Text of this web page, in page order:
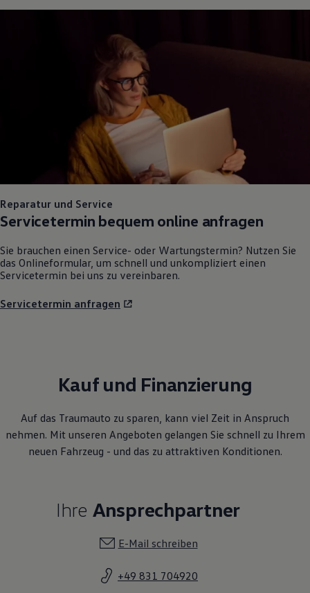
Reparatur und Service
Servicetermin bequem online anfragen
Sie brauchen einen Service- oder Wartungstermin? Nutzen Sie
das Onlineformular, um schnell und unkompliziert einen
Servicetermin bei uns zu vereinbaren.
Servicetermin anfragen
Kauf und Finanzierung
Auf das Traumauto zu sparen, kann viel Zeit in Anspruch
nehmen. Mit unseren Angeboten gelangen Sie schnell zu Ihrem
neuen Fahrzeug - und das zu attraktiven Konditionen.
Ihre Ansprechpartner
E-Mail schreiben
+49 831 704920